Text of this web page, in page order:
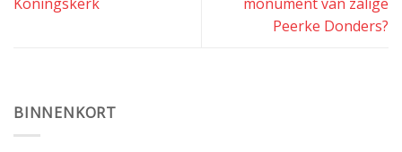
Peerke Donders?
BINNENKORT